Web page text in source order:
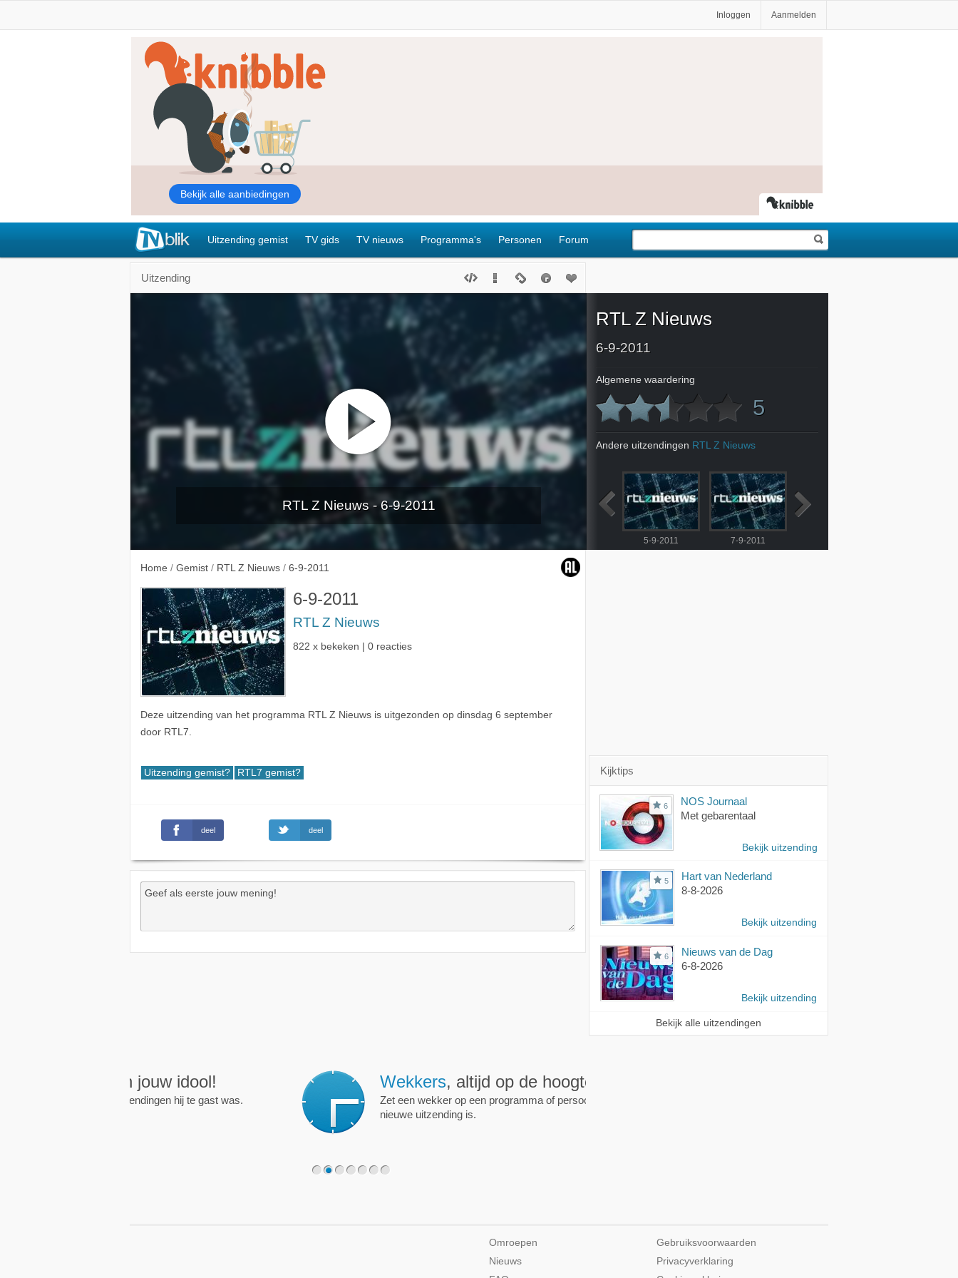
Inloggen Aanmelden
Uitzending gemist TV gids TV nieuws Programma's Personen Forum
Uitzending
RTL Z Nieuws - 6-9-2011
Home / Gemist / RTL Z Nieuws / 6-9-2011
6-9-2011
RTL Z Nieuws
822 x bekeken | 0 reacties
Deze uitzending van het programma RTL Z Nieuws is uitgezonden op dinsdag 6 september
door RTL7.
Uitzending gemist? RTL7 gemist?
deel deel
RTL Z Nieuws
6-9-2011
Algemene waardering
5
Andere uitzendingen RTL Z Nieuws
30-8-2011 5-9-2011 7-9-2011
Kijktips
6
NOS Journaal
Met gebarentaal
Bekijk uitzending
5
Hart van Nederland
8-8-2026
Bekijk uitzending
6
Nieuws van de Dag
6-8-2026
Bekijk uitzending
Bekijk alle uitzendingen
, altijd op de hoogte!
Zet een wekker op een programma of persoon en je krijgt een mailtje als er een
nieuwe uitzending is.
Omroepen
Nieuws
Gebruiksvoorwaarden
Privacyverklaring